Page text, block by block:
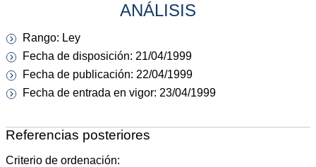
ANÁLISIS
Rango: Ley
Fecha de disposición: 21/04/1999
Fecha de publicación: 22/04/1999
Fecha de entrada en vigor: 23/04/1999
Referencias posteriores
Criterio de ordenación: